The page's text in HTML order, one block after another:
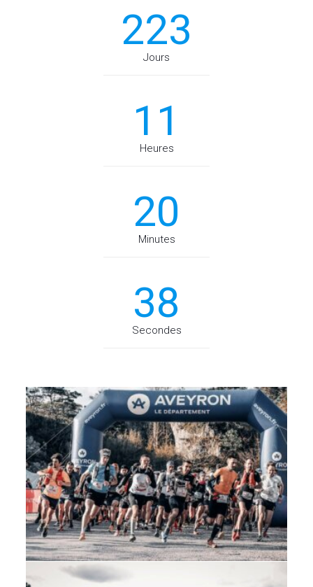
223
Jours
11
Heures
20
Minutes
38
Secondes